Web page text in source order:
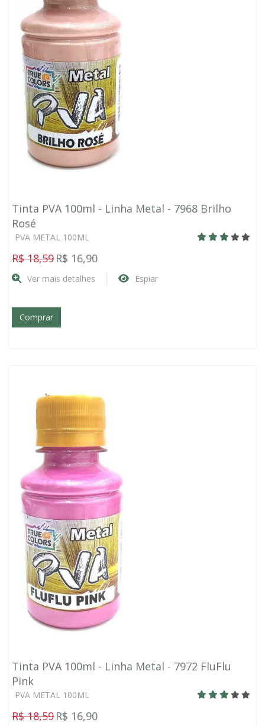
Tinta PVA 100ml - Linha Metal - 7968 Brilho
Rosé
PVA METAL 100ML
R$ 18,59 R$ 16,90
Ver mais detalhes Espiar
Comprar
Tinta PVA 100ml - Linha Metal - 7972 FluFlu
Pink
PVA METAL 100ML
R$ 18,59 R$ 16,90